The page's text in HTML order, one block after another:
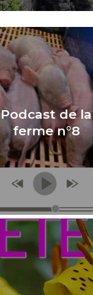
Podcast de la
ferme n°8